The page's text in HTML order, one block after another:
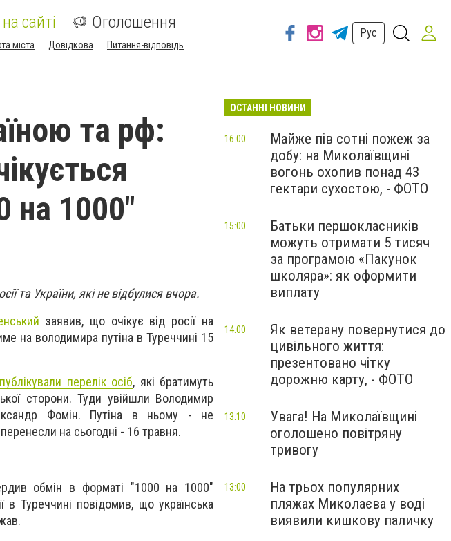
сайті Оголошення
міста Довідкова Питання-відповідь
Рус
та рф:
на 1000"
та України, які не відбулися вчора.
заявив, що очікує від росії на
на володимира путіна в Туреччині 15
перелік осіб, які братимуть
сторони. Туди увійшли Володимир
Фомін. Путіна в ньому - не
перенесли на сьогодні - 16 травня.
обмін в форматі "1000 на 1000"
в Туреччині повідомив, що українська
ОСТАННІ НОВИНИ
Майже пів сотні пожеж за
добу: на Миколаївщині
вогонь охопив понад 43
гектари сухостою, - ФОТО
16:00
Батьки першокласників
можуть отримати 5 тисяч
за програмою «Пакунок
школяра»: як оформити
виплату
15:00
Як ветерану повернутися до
цивільного життя:
презентовано чітку
дорожню карту, - ФОТО
14:00
Увага! На Миколаївщині
оголошено повітряну
тривогу
13:10
На трьох популярних
пляжах Миколаєва у воді
виявили кишкову паличку
13:00